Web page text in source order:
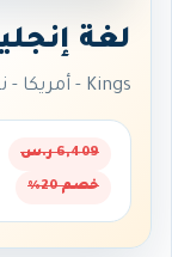
لغة
Kings - أمريكا - نيويورك
6,409 ر.س
خصم 20%